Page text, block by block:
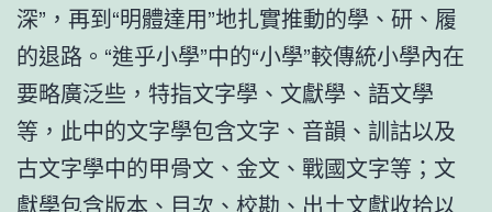
深”，再到“明體達用”地扎實推動的學、研、履
的退路。“進乎小學”中的“小學”較傳統小學內在
要略廣泛些，特指文字學、文獻學、語文學
等，此中的文字學包含文字、音韻、訓詁以及
古文字學中的甲骨文、金文、戰國文字等；文
獻學包含版本、目次、校勘、出土文獻收拾以